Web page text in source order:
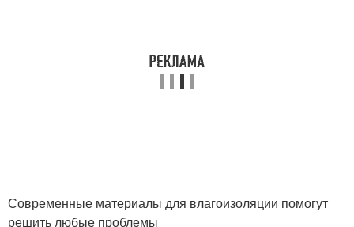
Современные материалы для влагоизоляции помогут
решить любые проблемы